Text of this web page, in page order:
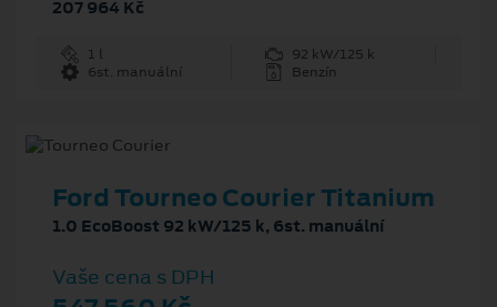
207 964 Kč
1 l
92 kW/125 k
6st. manuální
Benzín
Ford Tourneo Courier Titanium
1.0 EcoBoost 92 kW/125 k, 6st. manuální
Vaše cena s DPH